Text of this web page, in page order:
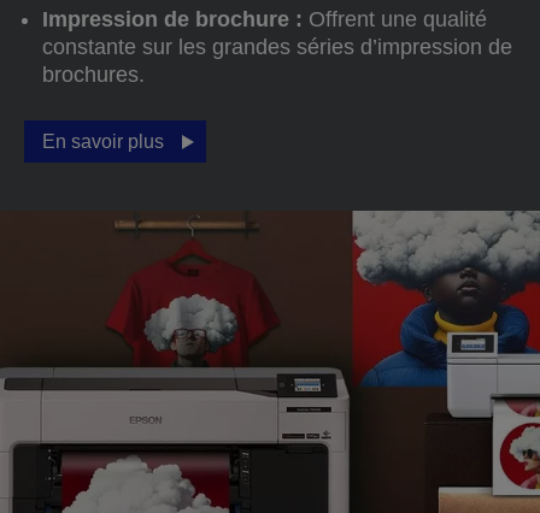
Impression de brochure : Offrent une qualité
constante sur les grandes séries d’impression de
brochures.
En savoir plus